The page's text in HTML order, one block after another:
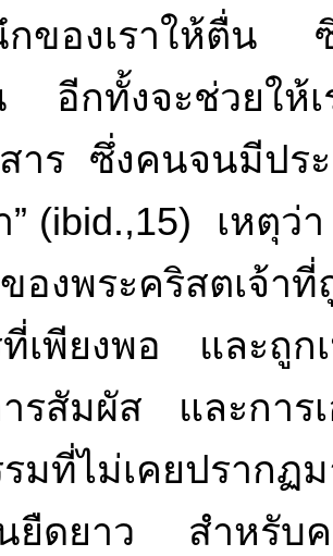
กของเราให้ตื่น ซึ่
อีกทั้งจะช่วยให้เ
าร ซึ่งคนจนมีปร
” (ibid.,15) เหตุ
ของพระคริสตเ
เพียงพอ และถูก
รสัมผัส และการ
รมที่ไม่เคยปราก
นยืดยาว สำหรับ